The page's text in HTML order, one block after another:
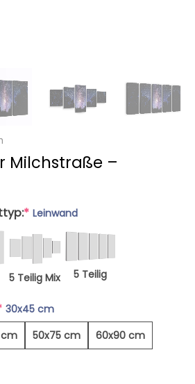
Milchstraße –
* Leinwand
5 Teilig Mix 5 Teilig
30x45 cm
50x75 cm 60x90 cm